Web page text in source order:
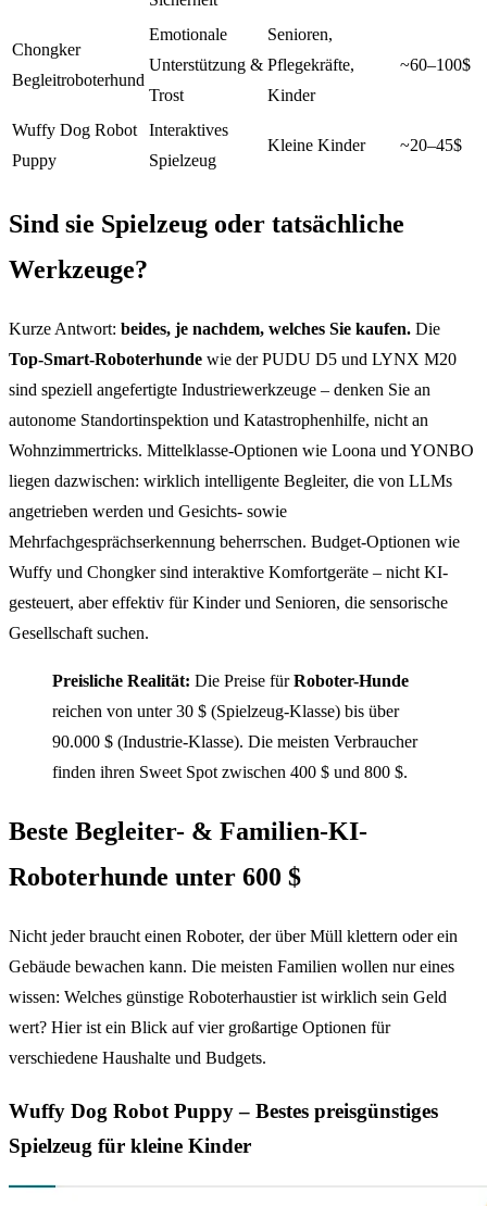
Chongker
Begleitroboterhund
Emotionale
Unterstützung &
Trost
Senioren,
Pflegekräfte,
Kinder
~60–100$
Wuffy Dog Robot
Puppy
Interaktives
Spielzeug
Kleine Kinder ~20–45$
Sind sie Spielzeug oder tatsächliche
Werkzeuge?
Kurze Antwort: beides, je nachdem, welches Sie kaufen. Die
Top-Smart-Roboterhunde wie der PUDU D5 und LYNX M20
sind speziell angefertigte Industriewerkzeuge – denken Sie an
autonome Standortinspektion und Katastrophenhilfe, nicht an
Wohnzimmertricks. Mittelklasse-Optionen wie Loona und YONBO
liegen dazwischen: wirklich intelligente Begleiter, die von LLMs
angetrieben werden und Gesichts- sowie
Mehrfachgesprächserkennung beherrschen. Budget-Optionen wie
Wuffy und Chongker sind interaktive Komfortgeräte – nicht KI-
gesteuert, aber effektiv für Kinder und Senioren, die sensorische
Gesellschaft suchen.
Preisliche Realität: Die Preise fürRoboter-Hunde
reichen von unter 30 $ (Spielzeug-Klasse) bis über
90.000 $ (Industrie-Klasse). Die meisten Verbraucher
finden ihren Sweet Spot zwischen 400 $ und 800 $.
Beste Begleiter- & Familien-KI-
Roboterhunde unter 600 $
Nicht jeder braucht einen Roboter, der über Müll klettern oder ein
Gebäude bewachen kann. Die meisten Familien wollen nur eines
wissen: Welches günstige Roboterhaustier ist wirklich sein Geld
wert? Hier ist ein Blick auf vier großartige Optionen für
verschiedene Haushalte und Budgets.
Wuffy Dog Robot Puppy – Bestes preisgünstiges
Spielzeug für kleine Kinder